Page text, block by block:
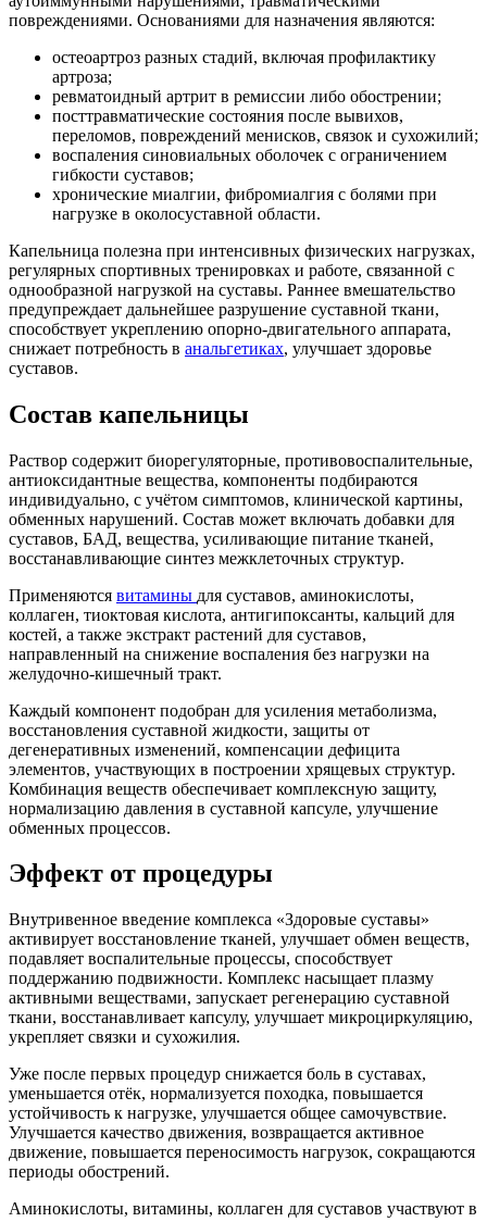
повреждениями. Основаниями для назначения являются:
остеоартроз разных стадий, включая профилактику
артроза;
ревматоидный артрит в ремиссии либо обострении;
посттравматические состояния после вывихов,
переломов, повреждений менисков, связок и сухожилий;
воспаления синовиальных оболочек с ограничением
гибкости суставов;
хронические миалгии, фибромиалгия с болями при
нагрузке в околосуставной области.
Капельница полезна при интенсивных физических нагрузках,
регулярных спортивных тренировках и работе, связанной с
однообразной нагрузкой на суставы. Раннее вмешательство
предупреждает дальнейшее разрушение суставной ткани,
способствует укреплению опорно-двигательного аппарата,
снижает потребность в анальгетиках, улучшает здоровье
суставов.
Состав капельницы
Раствор содержит биорегуляторные, противовоспалительные,
антиоксидантные вещества, компоненты подбираются
индивидуально, с учётом симптомов, клинической картины,
обменных нарушений. Состав может включать добавки для
суставов, БАД, вещества, усиливающие питание тканей,
восстанавливающие синтез межклеточных структур.
Применяются витамины для суставов, аминокислоты,
коллаген, тиоктовая кислота, антигипоксанты, кальций для
костей, а также экстракт растений для суставов,
направленный на снижение воспаления без нагрузки на
желудочно-кишечный тракт.
Каждый компонент подобран для усиления метаболизма,
восстановления суставной жидкости, защиты от
дегенеративных изменений, компенсации дефицита
элементов, участвующих в построении хрящевых структур.
Комбинация веществ обеспечивает комплексную защиту,
нормализацию давления в суставной капсуле, улучшение
обменных процессов.
Эффект от процедуры
Внутривенное введение комплекса «Здоровые суставы»
активирует восстановление тканей, улучшает обмен веществ,
подавляет воспалительные процессы, способствует
поддержанию подвижности. Комплекс насыщает плазму
активными веществами, запускает регенерацию суставной
ткани, восстанавливает капсулу, улучшает микроциркуляцию,
укрепляет связки и сухожилия.
Уже после первых процедур снижается боль в суставах,
уменьшается отёк, нормализуется походка, повышается
устойчивость к нагрузке, улучшается общее самочувствие.
Улучшается качество движения, возвращается активное
движение, повышается переносимость нагрузок, сокращаются
периоды обострений.
Аминокислоты, витамины, коллаген для суставов участвуют в